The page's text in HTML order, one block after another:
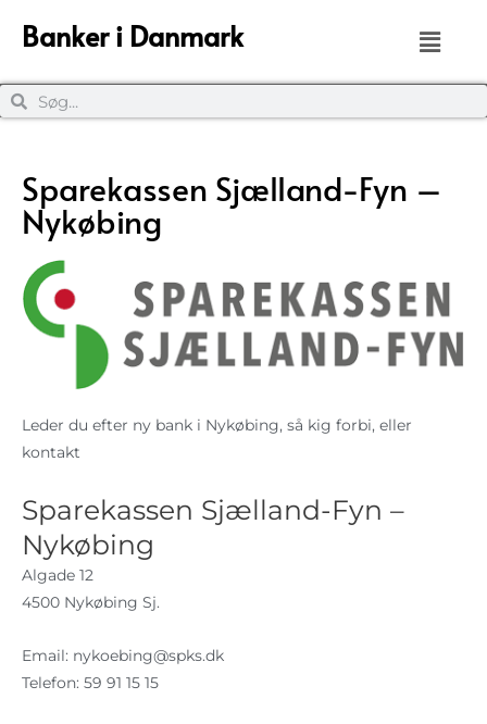
Banker i Danmark
Sparekassen Sjælland-Fyn –
Nykøbing
Leder du efter ny bank i Nykøbing, så kig forbi, eller
kontakt
Sparekassen Sjælland-Fyn –
Nykøbing
Algade 12
4500 Nykøbing Sj.
Email: nykoebing@spks.dk
Telefon: 59 91 15 15